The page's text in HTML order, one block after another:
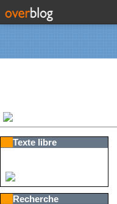
Texte libre
Recherche